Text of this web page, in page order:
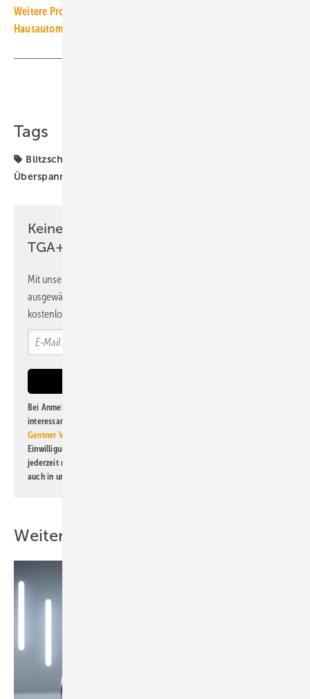
Weitere Produkt-Meldungen zum Thema Gebäude- und
Hausautomation
Tags
Blitzschutz
Überspannungsschutz
Keine Zeit? Kein Problem mit dem
TGA+E Newsletter!
Mit unserem Newsletter erhalten Sie regelmäßig von uns
ausgewählte Informationen und Neuigkeiten, gebündelt und
kostenlos direkt ins Postfach.
Bei Anmeldung zu diesem Newsletter bin ich damit einverstanden, über
interessante Verlags- und Online-Angebote
Gentner Verlag GmbH & Co. KG
Einwilligung kann ich jederzeit widerrufen und eine Abmeldung ist
jederzeit möglich. Informationen zum Umgang mit Daten finden Sie
auch in unserer
Weitere Inhalte